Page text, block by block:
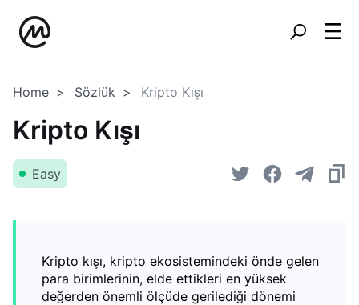
Home Sözlük Kripto Kışı
Kripto Kışı
Easy
Kripto kışı, kripto ekosistemindeki önde gelen
para birimlerinin, elde ettikleri en yüksek
değerden önemli ölçüde gerilediği dönemi